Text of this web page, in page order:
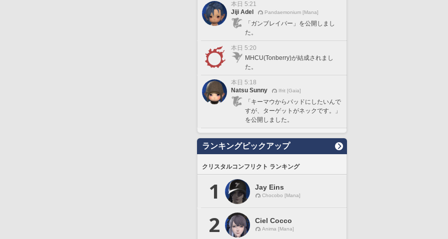
本日 5:21
Jiji Adel
Pandaemonium [Mana]
「ガンブレイバー」を公開しまし
た。
本日 5:20
MHCU(Tonberry)が結成されまし
た。
本日 5:18
Natsu Sunny
Ifrit [Gaia]
「キーマウからパッドにしたいんで
すが、ターゲットがネックです。」
を公開しました。
ランキングピックアップ
クリスタルコンフリクト ランキング
1 Jay Eins
Chocobo [Mana]
2 Ciel Cocco
Anima [Mana]